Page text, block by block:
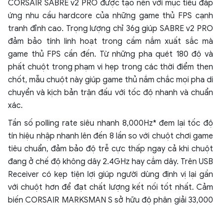
CORSAIR SABRE v2 PRO được tạo nên với mục tiêu đáp
ứng nhu cầu hardcore của những game thủ FPS cạnh
tranh đỉnh cao. Trọng lượng chỉ 36g giúp SABRE v2 PRO
đảm bảo tính linh hoạt trong cầm nắm xuất sắc mà
game thủ FPS cần đến. Từ những pha quét 180 độ và
phất chuột trong phạm vi hẹp trong các thời điểm then
chốt, mẫu chuột này giúp game thủ nắm chắc mọi pha di
chuyển và kịch bản trận đấu với tốc độ nhanh và chuẩn
xác.
Tần số polling rate siêu nhanh 8,000Hz* đem lại tốc độ
tín hiệu nhập nhanh lên đến 8 lần so với chuột chơi game
tiêu chuẩn, đảm bảo độ trễ cực thấp ngay cả khi chuột
đang ở chế độ không dây 2.4GHz hay cắm dây. Trên USB
Receiver có kẹp tiện lợi giúp người dùng định vị lại gần
với chuột hơn để đạt chất lượng kết nối tốt nhất. Cảm
biến CORSAIR MARKSMAN S sở hữu độ phân giải 33,000